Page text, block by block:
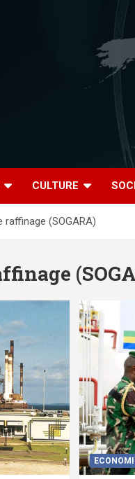
CULTURE
(SOGARA)